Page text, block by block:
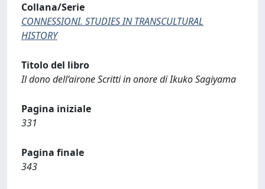
Collana/Serie
CONNESSIONI. STUDIES IN TRANSCULTURAL
HISTORY
Titolo del libro
Il dono dell’airone Scritti in onore di Ikuko Sagiyama
Pagina iniziale
331
Pagina finale
343